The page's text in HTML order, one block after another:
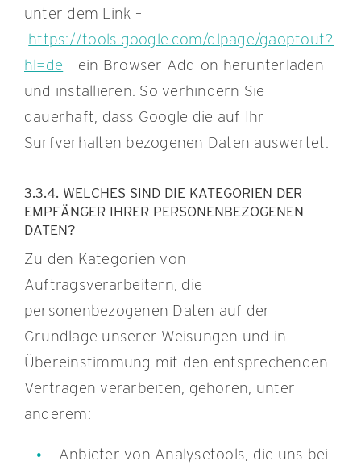
unter dem Link –
https://tools.google.com/dlpage/gaoptout?
hl=de – ein Browser-Add-on herunterladen
und installieren. So verhindern Sie
dauerhaft, dass Google die auf Ihr
Surfverhalten bezogenen Daten auswertet.
3.3.4. WELCHES SIND DIE KATEGORIEN DER
EMPFÄNGER IHRER PERSONENBEZOGENEN
DATEN?
Zu den Kategorien von
Auftragsverarbeitern, die
personenbezogenen Daten auf der
Grundlage unserer Weisungen und in
Übereinstimmung mit den entsprechenden
Verträgen verarbeiten, gehören, unter
anderem:
Anbieter von Analysetools, die uns bei